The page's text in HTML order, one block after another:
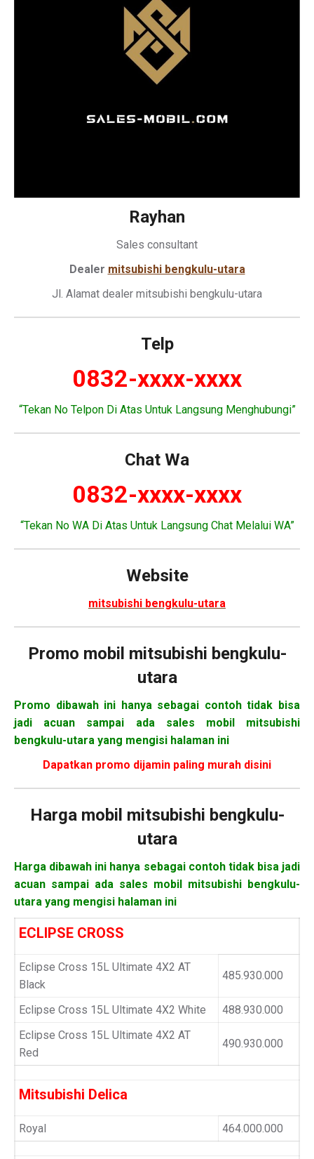
Rayhan
Sales consultant
Dealer mitsubishi bengkulu-utara
Jl. Alamat dealer mitsubishi bengkulu-utara
Telp
0832-xxxx-xxxx
“Tekan No Telpon Di Atas Untuk Langsung Menghubungi”
Chat Wa
0832-xxxx-xxxx
“Tekan No WA Di Atas Untuk Langsung Chat Melalui WA”
Website
mitsubishi bengkulu-utara
Promo mobil mitsubishi bengkulu-
utara
Promo dibawah ini hanya sebagai contoh tidak bisa
jadi acuan sampai ada sales mobil mitsubishi
bengkulu-utara yang mengisi halaman ini
Dapatkan promo dijamin paling murah disini
Harga mobil mitsubishi bengkulu-
utara
Harga dibawah ini hanya sebagai contoh tidak bisa jadi
acuan sampai ada sales mobil mitsubishi bengkulu-
utara yang mengisi halaman ini
ECLIPSE CROSS
Eclipse Cross 15L Ultimate 4X2 AT
Black
485.930.000
Eclipse Cross 15L Ultimate 4X2 White
488.930.000
Eclipse Cross 15L Ultimate 4X2 AT
Red
490.930.000
Mitsubishi Delica
Royal 464.000.000